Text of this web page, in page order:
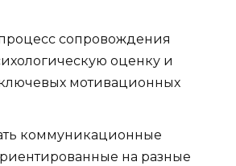
сопровождения
оценку и
мотивационных
коммуникационные
на разные